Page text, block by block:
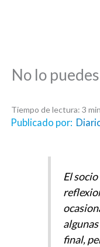
No lo
Tiempo de lectura: 3
Publicado por:
El
final,